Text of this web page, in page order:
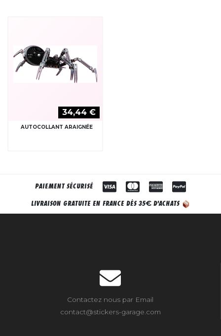
34,44 €
AUTOCOLLANT ARAIGNÉE
PAIEMENT SÉCURISÉ
LIVRAISON GRATUITE EN FRANCE DÈS 35€ D'ACHATS
Contactez nous par Email
contact@stickers-garage.com